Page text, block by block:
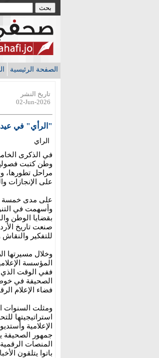
الصفحة الرئيسية
تاريخ النشر
02-Jun-2026
"الرأي" في
الراي
في الذكرى
وطن كتبت
مراحل تطورها،
على الإنجازات
على مدى خمسة
وأسهمت في
بقضايا الوطن
صنعت تاريخ
للتفكير
وخلال مسيرتها
المؤسسة
ففي الوقت الذي
الصحيفة في خوض
فضاء الإعلام
ومثلت السنوات
استراتيجيتها
الإعلامية
جمهور الصحيفة
المنصات
باتوا يتلقون